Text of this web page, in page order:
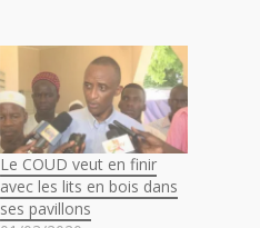
Le COUD veut en finir
avec les lits en bois dans
ses pavillons